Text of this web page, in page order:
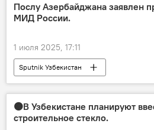
Послу Азербайджана заявлен
МИД России.
1 июля 2025, 17:11
Sputnik Узбекистан
🟠В Узбекистане планируют
строительное стекло.